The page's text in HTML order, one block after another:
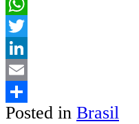
WhatsApp
Twitter
LinkedIn
Email
Share
Posted in Brasil